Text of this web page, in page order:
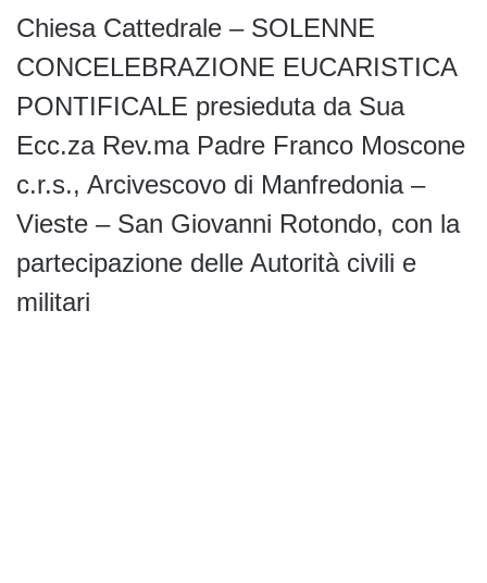
Chiesa Cattedrale – SOLENNE
CONCELEBRAZIONE EUCARISTICA
PONTIFICALE presieduta da Sua
Ecc.za Rev.ma Padre Franco Moscone
c.r.s., Arcivescovo di Manfredonia –
Vieste – San Giovanni Rotondo, con la
partecipazione delle Autorità civili e
militari